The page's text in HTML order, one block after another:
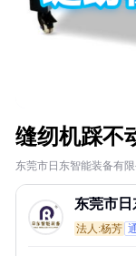
缝纫机踩不
东莞市日东智能装备有限
东莞市日
法人:杨芳